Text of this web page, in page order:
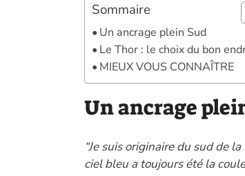
Sommaire
Un ancrage plein Sud
Le Thor : le choix du bon
MIEUX VOUS CONNAÎTRE
Un ancrage
“Je suis originaire du sud de
ciel bleu a toujours été la